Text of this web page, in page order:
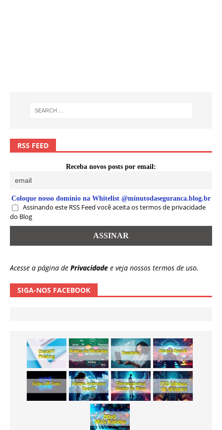
RSS FEED
Receba novos posts por email:
Coloque nosso domínio na Whitelist @minutodaseguranca.blog.br
Assinando este RSS Feed você aceita os termos de privacidade
do Blog
Acesse a página de Privacidade e veja nossos termos de uso.
SIGA-NOS FACEBOOK